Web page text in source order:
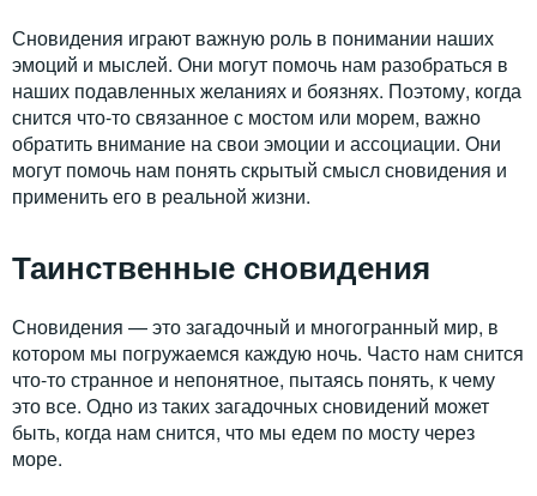
Сновидения играют важную роль в понимании наших
эмоций и мыслей. Они могут помочь нам разобраться в
наших подавленных желаниях и боязнях. Поэтому, когда
снится что-то связанное с мостом или морем, важно
обратить внимание на свои эмоции и ассоциации. Они
могут помочь нам понять скрытый смысл сновидения и
применить его в реальной жизни.
Таинственные сновидения
Сновидения — это загадочный и многогранный мир, в
котором мы погружаемся каждую ночь. Часто нам снится
что-то странное и непонятное, пытаясь понять, к чему
это все. Одно из таких загадочных сновидений может
быть, когда нам снится, что мы едем по мосту через
море.